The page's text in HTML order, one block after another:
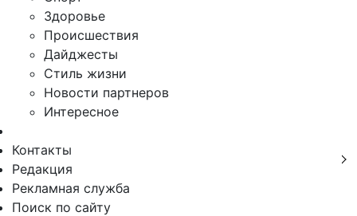
Здоровье
Происшествия
Дайджесты
Стиль жизни
Новости партнеров
Интересное
Контакты
Редакция
Рекламная служба
Поиск по сайту